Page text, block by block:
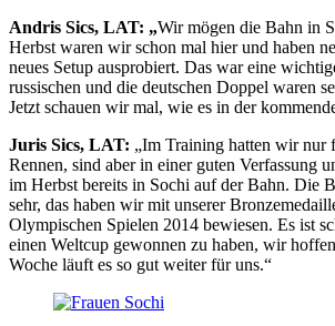
Andris Sics, LAT: „Wir mögen die Bahn in
Herbst waren wir schon mal hier und haben
neues Setup ausprobiert. Das war eine
russischen und die deutschen Doppel waren
Jetzt schauen wir mal, wie es in der
Juris Sics, LAT: „Im Training hatten wir nur
Rennen, sind aber in einer guten Verfassung
im Herbst bereits in Sochi auf der Bahn. Die
sehr, das haben wir mit unserer
Olympischen Spielen 2014 bewiesen. Es ist
einen Weltcup gewonnen zu haben, wir
Woche läuft es so gut weiter für uns.“